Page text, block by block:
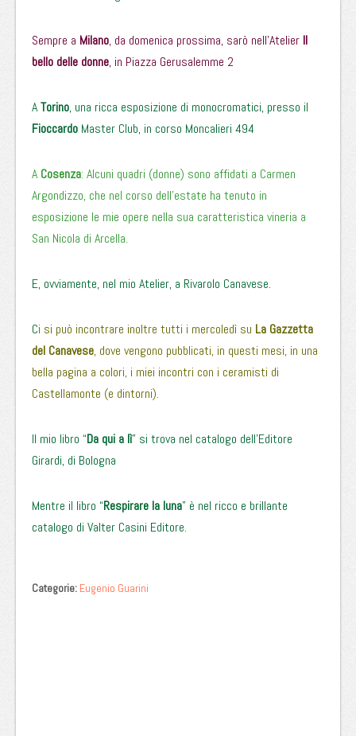
Sempre a Milano, da domenica prossima, sarò nell’Atelier Il
bello delle donne, in Piazza Gerusalemme 2
ATorino, una ricca esposizione di monocromatici, presso il
Fioccardo Master Club, in corso Moncalieri 494
ACosenza: Alcuni quadri (donne) sono affidati a Carmen
Argondizzo, che nel corso dell’estate ha tenuto in
esposizione le mie opere nella sua caratteristica vineria a
San Nicola di Arcella.
E, ovviamente, nel mio Atelier, a Rivarolo Canavese.
Ci si può incontrare inoltre tutti i mercoledì su La Gazzetta
del Canavese, dove vengono pubblicati, in questi mesi, in una
bella pagina a colori, i miei incontri con i ceramisti di
Castellamonte (e dintorni).
Il mio libro “Da qui a lì” si trova nel catalogo dell’Editore
Girardi, di Bologna
Mentre il libro “Respirare la luna” è nel ricco e brillante
catalogo di Valter Casini Editore.
Categorie: Eugenio Guarini